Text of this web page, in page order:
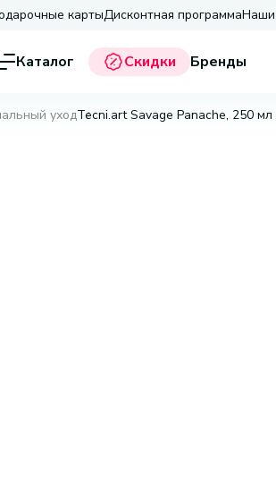
картыДисконтная программаНаши
Каталог Скидки Бренды
уходTecni.art Savage Panache, 250 мл